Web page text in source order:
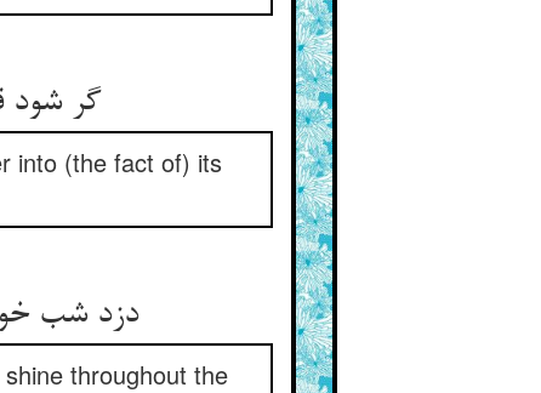
گر
into (the fact of) its
دزد شب
throughout the